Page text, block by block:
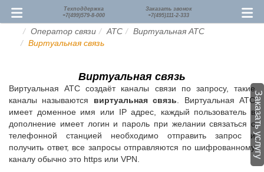
Заказать услугу
Техподдержка
+7(499)579-8-000
Заказать звонок
+7(495)111-2-333
Оператор связи АТС
Виртуальная АТС
Виртуальная связь
Виртуальная связь
Виртуальная АТС создаёт каналы связи по запросу, такие
каналы называются виртуальная связь . Виртуальная АТС
имеет доменное имя или IP адрес, каждый пользователь в
дополнение имеет логин и пароль при желании связаться с
телефонной станцией необходимо отправить запрос и
получить ответ, все запросы отправляются по шифрованному
каналу обычно это https или VPN.